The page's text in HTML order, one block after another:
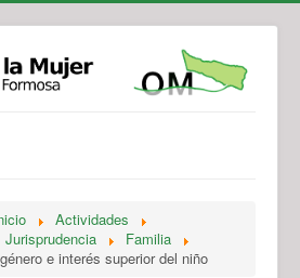
Atención
Contacto
Actividades
Jurisprudencia
Familia
e interés superior del niño